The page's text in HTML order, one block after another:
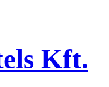
Kft.